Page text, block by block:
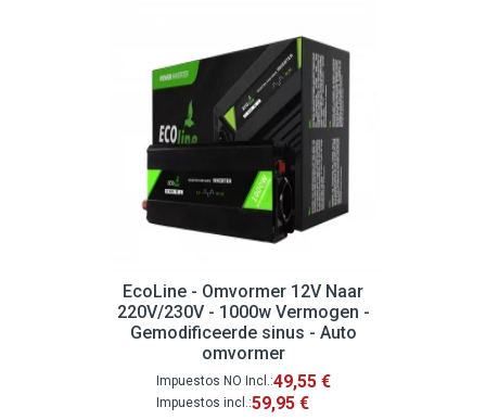
EcoLine - Omvormer 12V Naar
220V/230V - 1000w Vermogen -
Gemodificeerde sinus - Auto
omvormer
59,95 €
49,55 €